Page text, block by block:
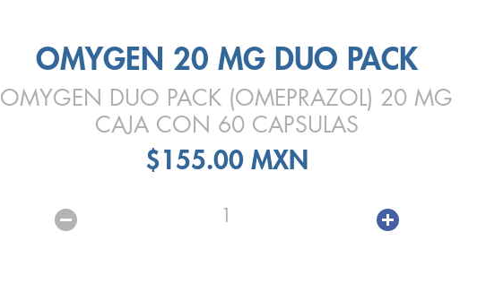
OMYGEN 20 MG DUO PACK
OMYGEN DUO PACK (OMEPRAZOL) 20 MG
CAJA CON 60 CAPSULAS
$155.00 MXN
1